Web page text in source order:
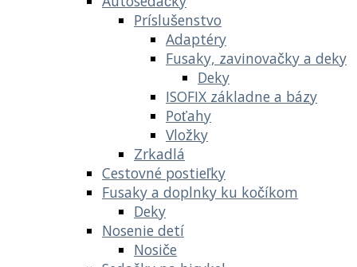
Príslušenstvo
Adaptéry
Fusaky, zavinovačky a deky
Deky
ISOFIX základne a bázy
Poťahy
Vložky
Zrkadlá
Cestovné postieľky
Fusaky a doplnky ku kočíkom
Deky
Nosenie detí
Nosiče